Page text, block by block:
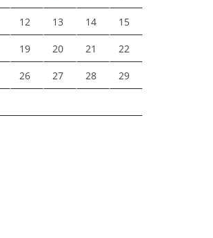
12 13 14 15
19 20 21 22
26 27 28 29